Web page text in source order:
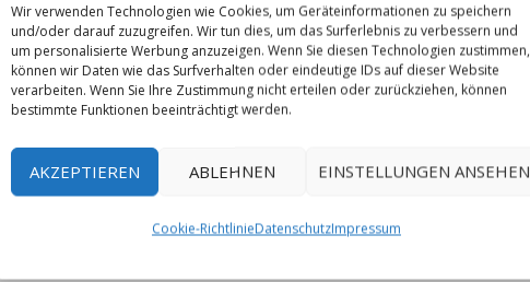
Wir verwenden Technologien wie Cookies, um Geräteinformationen zu speichern
und/oder darauf zuzugreifen. Wir tun dies, um das Surferlebnis zu verbessern und
um personalisierte Werbung anzuzeigen. Wenn Sie diesen Technologien zustimmen,
können wir Daten wie das Surfverhalten oder eindeutige IDs auf dieser Website
verarbeiten. Wenn Sie Ihre Zustimmung nicht erteilen oder zurückziehen, können
bestimmte Funktionen beeinträchtigt werden.
AKZEPTIEREN ABLEHNEN EINSTELLUNGEN ANSEHEN
Cookie-RichtlinieDatenschutzImpressum